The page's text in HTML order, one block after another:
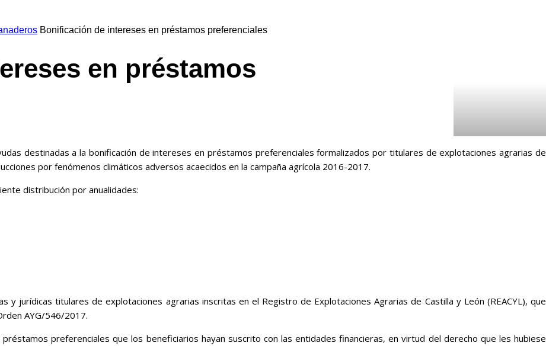
León
Bonificación de intereses en préstamos preferenciales
en préstamos
destinadas a la bonificación de intereses en préstamos preferenciales formalizados por titulares de explotaciones agrarias de
por fenómenos climáticos adversos acaecidos en la campaña agrícola 2016-2017.
distribución por anualidades:
y jurídicas titulares de explotaciones agrarias inscritas en el Registro de Explotaciones Agrarias de Castilla y León (REACYL), que
AYG/546/2017.
preferenciales que los beneficiarios hayan suscrito con las entidades financieras, en virtud del derecho que les hubiese